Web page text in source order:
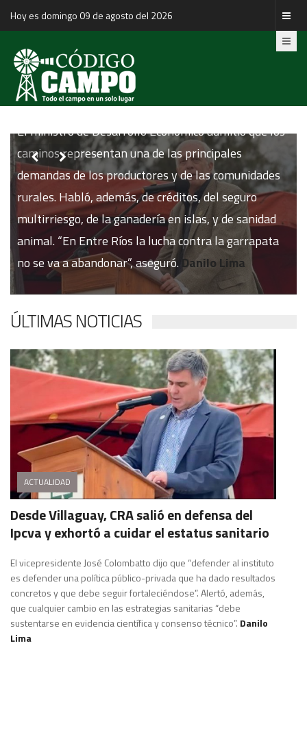
Hoy es domingo 09 de agosto del 2026
Bernaudo repasó los trabajos que se realizan en rutas y caminos
del departamento Villaguay
El ministro de Desarrollo Económico admitió que los
caminos representan una de las principales
demandas de los productores y de las comunidades
rurales. Habló, además, de créditos, del seguro
multirriesgo, de la ganadería en islas, y de sanidad
animal. “En Entre Ríos la lucha contra la garrapata
no se va a abandonar”, aseguró. Danilo Lima
 
ÚLTIMAS NOTICIAS
ACTUALIDAD
Desde Villaguay, CRA salió en defensa del
Ipcva y exhortó a cuidar el estatus sanitario
El vicepresidente José Colombatto dijo que “defender al instituto
es defender una política público-privada que ha dado resultados
concretos y que debe seguir fortaleciéndose”. Alertó, además,
que cualquier cambio en las estrategias sanitarias “debe
sustentarse en evidencia científica y consenso técnico”. Danilo
Lima